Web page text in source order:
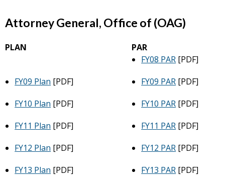
Attorney General, Office of (OAG)
PLAN
PAR
FY08 PAR [PDF]
FY09 Plan [PDF] FY09 PAR [PDF]
FY10 Plan [PDF] FY10 PAR [PDF]
FY11 Plan [PDF] FY11 PAR [PDF]
FY12 Plan [PDF] FY12 PAR [PDF]
FY13 Plan [PDF] FY13 PAR [PDF]